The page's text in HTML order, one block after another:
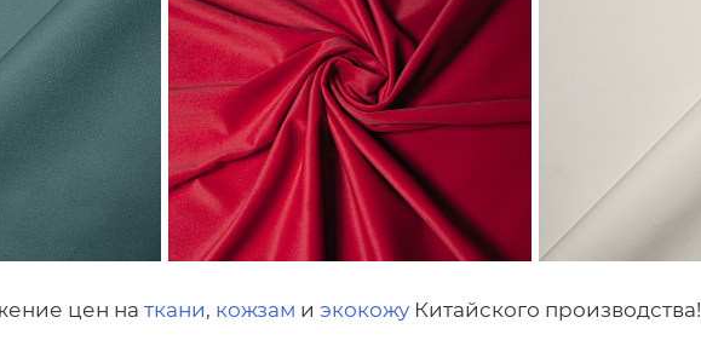
цен на ткани, кожзам и экокожу Китайского производства!